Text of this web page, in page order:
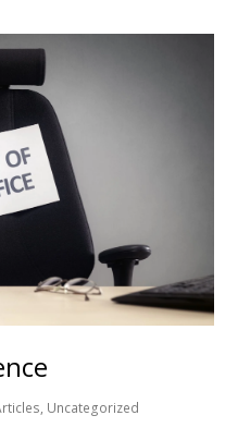
, Uncategorized